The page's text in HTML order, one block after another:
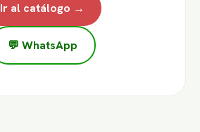
Ir al catálogo →
💬 WhatsApp